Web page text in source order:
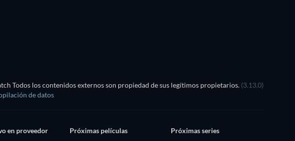
Todos los contenidos externos son propiedad de sus legítimos propietarios. (3.13.0)
de datos
en proveedor Próximas películas Próximas series